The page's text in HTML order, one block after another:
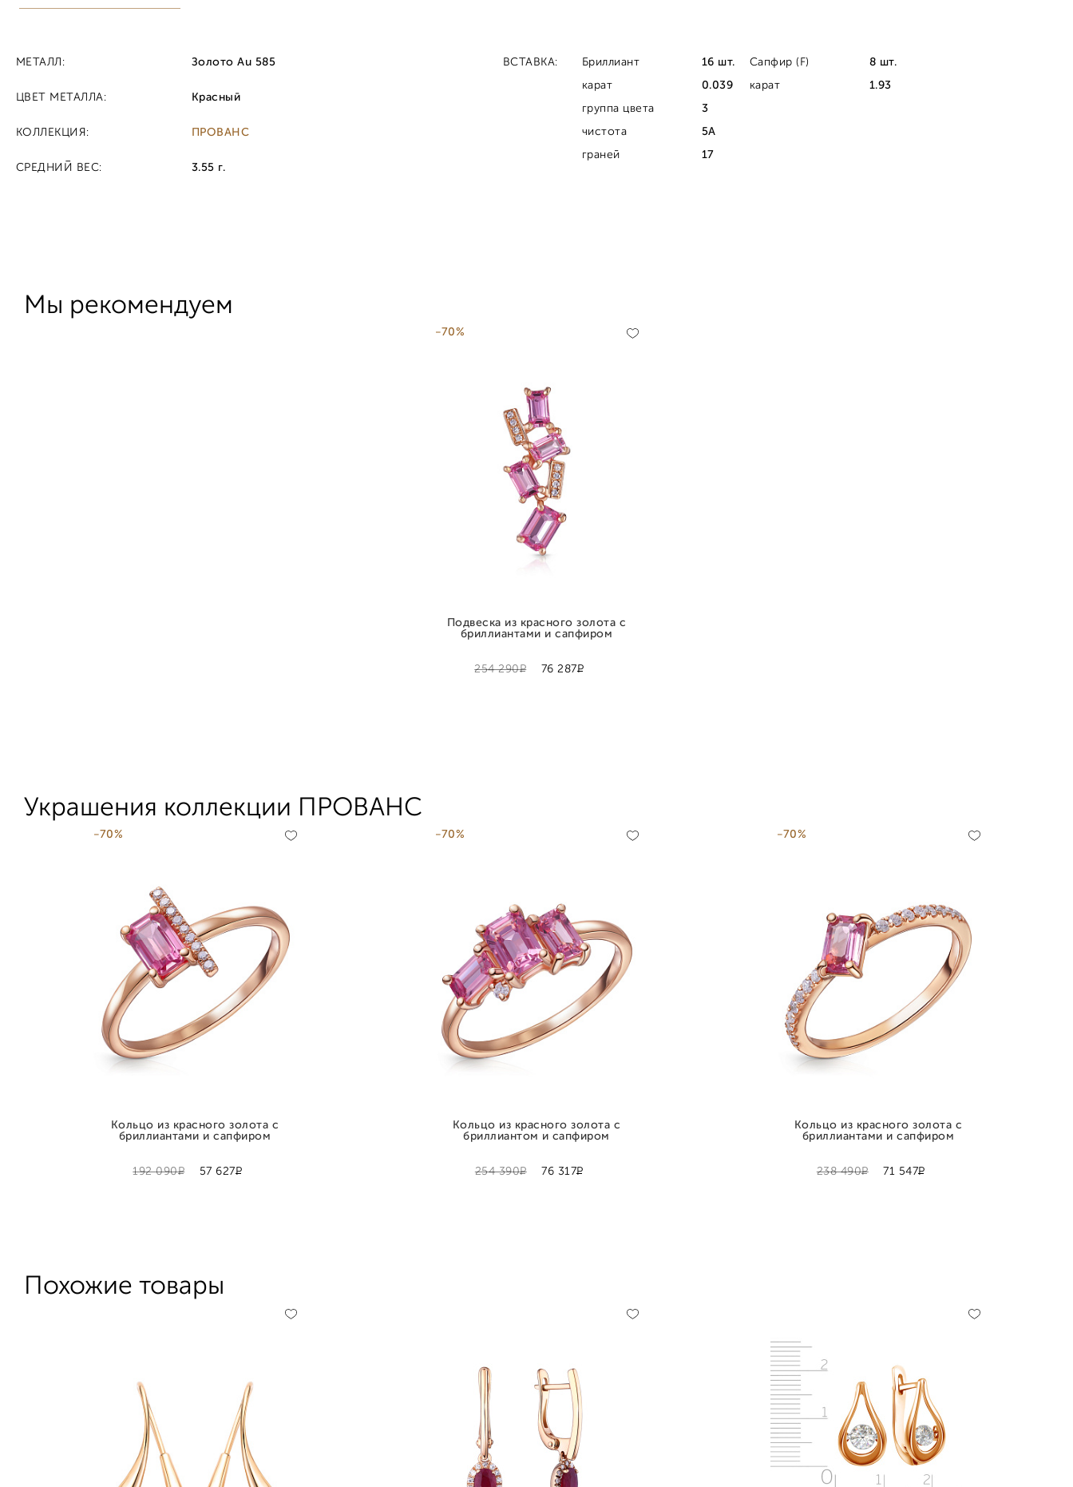
МЕТАЛЛ: Золото Au 585
ЦВЕТ МЕТАЛЛА: Красный
КОЛЛЕКЦИЯ: ПРОВАНС
СРЕДНИЙ ВЕС: 3.55 г.
ВСТАВКА: Бриллиант
16 шт.
карат
0.039
группа цвета
3
чистота
5A
граней
17
Сапфир (F)
8 шт.
карат
1.93
Мы рекомендуем
-70%
254 290Р 76 287Р
Подвеска из красного золота с
бриллиантами и сапфиром
Украшения коллекции ПРОВАНС
-70%
192 090Р 57 627Р
Кольцо из красного золота с
бриллиантами и сапфиром
-70%
254 390Р 76 317Р
Кольцо из красного золота с
бриллиантом и сапфиром
-70%
238 490Р 71 547Р
Кольцо из красного золота с
бриллиантами и сапфиром
Похожие товары